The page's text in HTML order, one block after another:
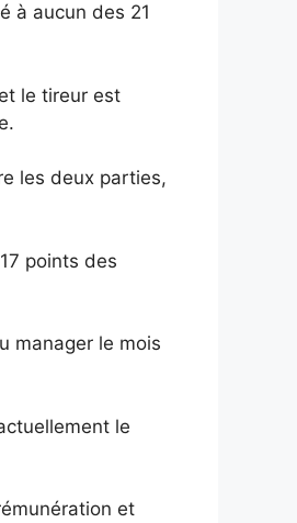
à aucun des 21
le tireur est
les deux parties,
points des
manager le mois
le
et